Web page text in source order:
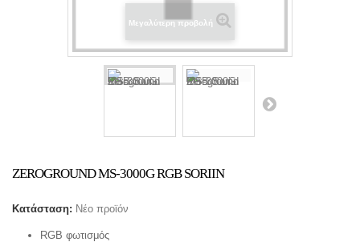
Μεγαλύτερη προβολή
ZEROGROUND MS-3000G RGB SORIIN
Κατάσταση: Νέο προϊόν
RGB φωτισμός